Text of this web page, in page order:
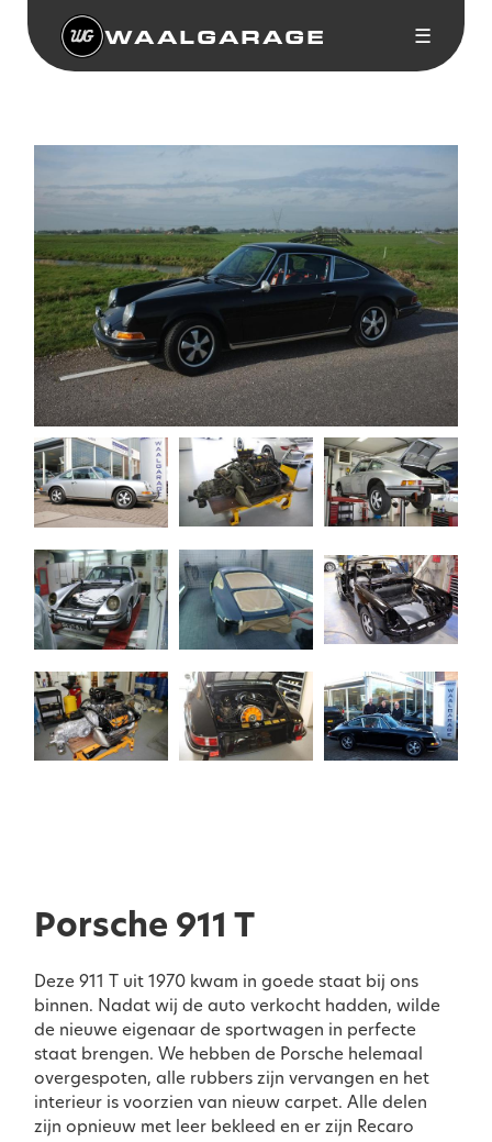
WAALGARAGE ☰
Porsche 911 T
Deze 911 T uit 1970 kwam in goede staat bij ons
binnen. Nadat wij de auto verkocht hadden, wilde
de nieuwe eigenaar de sportwagen in perfecte
staat brengen. We hebben de Porsche helemaal
overgespoten, alle rubbers zijn vervangen en het
interieur is voorzien van nieuw carpet. Alle delen
zijn opnieuw met leer bekleed en er zijn Recaro